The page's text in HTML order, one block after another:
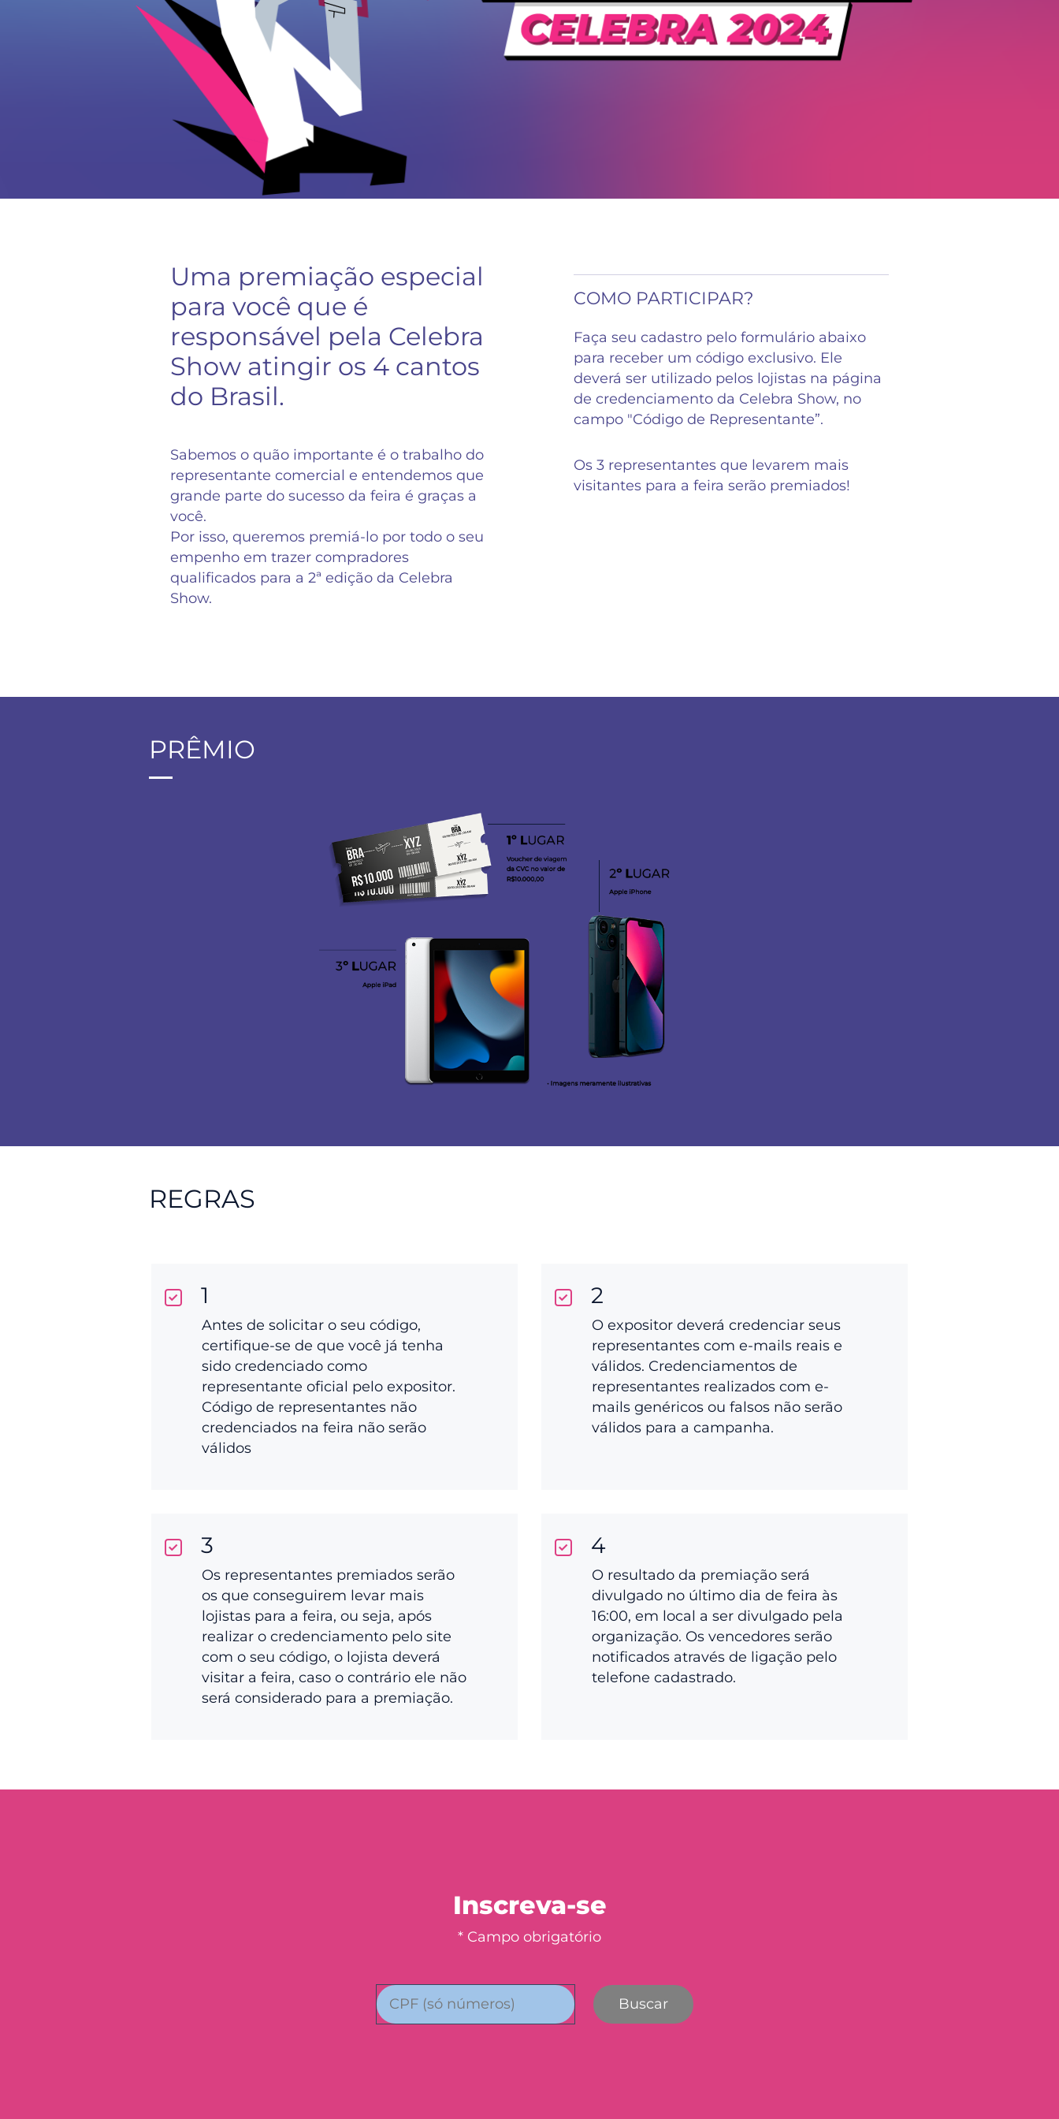
Uma premiação especial
para você que é
responsável pela Celebra
Show atingir os 4 cantos
do Brasil.
Sabemos o quão importante é o trabalho do
representante comercial e entendemos que
grande parte do sucesso da feira é graças a
você.
Por isso, queremos premiá-lo por todo o seu
empenho em trazer compradores
qualificados para a 2ª edição da Celebra
Show.
COMO PARTICIPAR?
Faça seu cadastro pelo formulário abaixo
para receber um código exclusivo. Ele
deverá ser utilizado pelos lojistas na página
de credenciamento da Celebra Show, no
campo "Código de Representante”.
Os 3 representantes que levarem mais
visitantes para a feira serão premiados!
PRÊMIO
REGRAS
1
Antes de solicitar o seu código,
certifique-se de que você já tenha
sido credenciado como
representante oficial pelo expositor.
Código de representantes não
credenciados na feira não serão
válidos
2
O expositor deverá credenciar seus
representantes com e-mails reais e
válidos. Credenciamentos de
representantes realizados com e-
mails genéricos ou falsos não serão
válidos para a campanha.
3
Os representantes premiados serão
os que conseguirem levar mais
lojistas para a feira, ou seja, após
realizar o credenciamento pelo site
com o seu código, o lojista deverá
visitar a feira, caso o contrário ele não
será considerado para a premiação.
4
O resultado da premiação será
divulgado no último dia de feira às
16:00, em local a ser divulgado pela
organização. Os vencedores serão
notificados através de ligação pelo
telefone cadastrado.
Inscreva-se
* Campo obrigatório
Buscar